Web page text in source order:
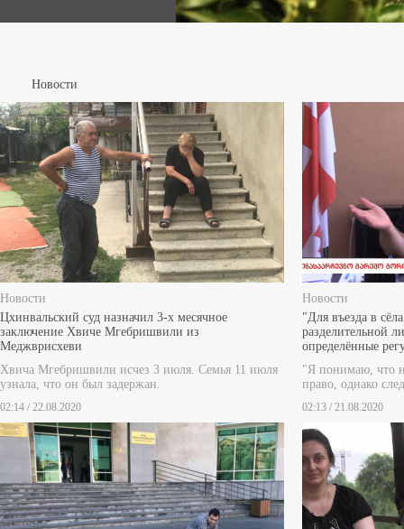
Новости
Новости
Цхинвальский суд назначил 3-х месячное
заключение Хвиче Мгебришвили из
Меджврисхеви
Хвича Мгебришвили исчез 3 июля. Семья 11 июля
узнала, что он был задержан.
02:14 / 22.08.2020
Новости
"Для въезда в
разделительной
определённые
"Я понимаю, что
право, однако
02:13 / 21.08.2020